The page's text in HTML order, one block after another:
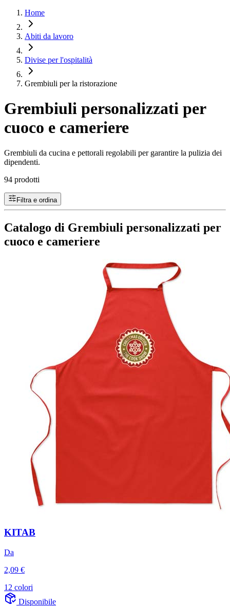
Home
Abiti da lavoro
Divise per l'ospitalità
Grembiuli per la ristorazione
Grembiuli personalizzati per
cuoco e cameriere
Grembiuli da cucina e pettorali regolabili per garantire la pulizia dei
dipendenti.
94 prodotti
Filtra e ordina
Catalogo di Grembiuli personalizzati per
cuoco e cameriere
KITAB
Da
2,09 €
12 colori
Disponibile